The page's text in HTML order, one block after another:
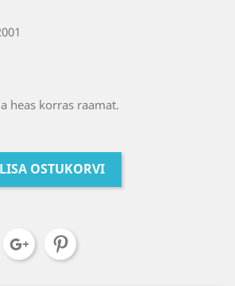
heas korras raamat.
LISA OSTUKORVI